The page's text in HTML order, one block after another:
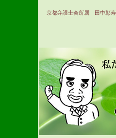
京都弁護士会所属 田中彰